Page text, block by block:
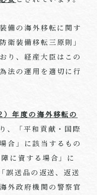
備の海外移転に関す
衛装備移転三原則」
り、経産大臣はこの
法の運用を適切に行
）年度の海外移転の
、「平和貢献・国際
合」に該当するもの
に資する場合」に
誤送品の返送、返送
外政府機関の警察官